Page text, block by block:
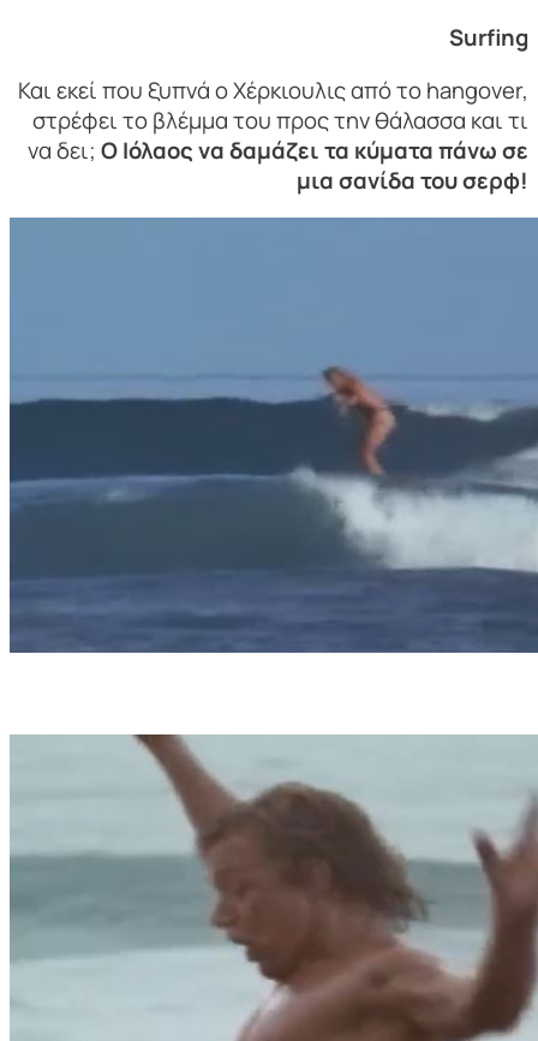
Surfing
Και εκεί που ξυπνά ο Χέρκιουλις από το hangover,
στρέφει το βλέμμα του προς την θάλασσα και τι
να δει; Ο Ιόλαος να δαμάζει τα κύματα πάνω σε
μια σανίδα του σερφ!